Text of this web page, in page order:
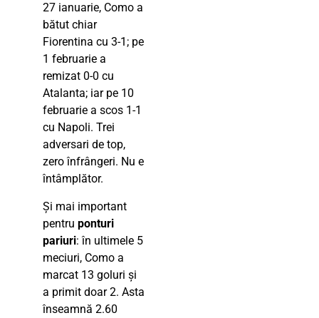
27 ianuarie, Como a
bătut chiar
Fiorentina cu 3-1; pe
1 februarie a
remizat 0-0 cu
Atalanta; iar pe 10
februarie a scos 1-1
cu Napoli. Trei
adversari de top,
zero înfrângeri. Nu e
întâmplător.
Și mai important
pentru ponturi
pariuri: în ultimele 5
meciuri, Como a
marcat 13 goluri și
a primit doar 2. Asta
înseamnă 2.60